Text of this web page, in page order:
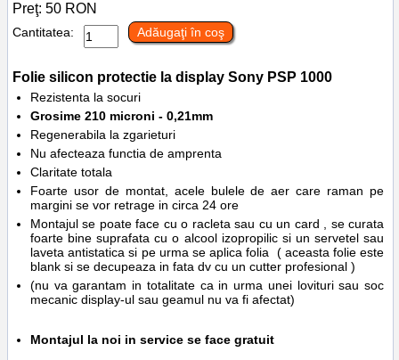
Preţ: 50 RON
Cantitatea: Adăugaţi în coş
Folie silicon protectie la display Sony PSP 1000
Rezistenta la socuri
Grosime 210 microni - 0,21mm
Regenerabila la zgarieturi
Nu afecteaza functia de amprenta
Claritate totala
Foarte usor de montat, acele bulele de aer care raman pe
margini se vor retrage in circa 24 ore
Montajul se poate face cu o racleta sau cu un card , se curata
foarte bine suprafata cu o alcool izopropilic si un servetel sau
laveta antistatica si pe urma se aplica folia ( aceasta folie este
blank si se decupeaza in fata dv cu un cutter profesional )
(nu va garantam in totalitate ca in urma unei lovituri sau soc
mecanic display-ul sau geamul nu va fi afectat)
Montajul la noi in service se face gratuit